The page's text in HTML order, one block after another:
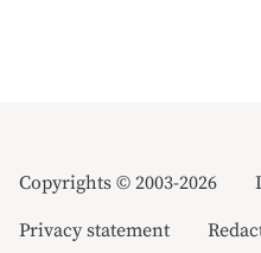
Copyrights © 2003-2026
Privacy statement